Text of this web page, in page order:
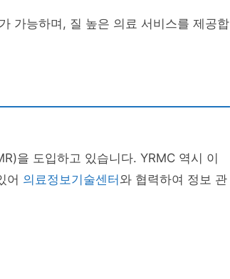
가능하며, 질 높은 의료 서비스를 제공합
을 도입하고 있습니다. YRMC 역시 이
어 의료정보기술센터 와 협력하여 정보 관